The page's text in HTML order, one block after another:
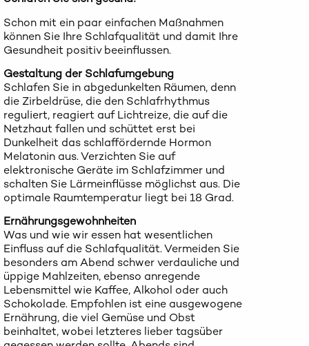
Schon mit ein paar einfachen Maßnahmen
können Sie Ihre Schlafqualität und damit Ihre
Gesundheit positiv beeinflussen.
Gestaltung der Schlafumgebung
Schlafen Sie in abgedunkelten Räumen, denn
die Zirbeldrüse, die den Schlafrhythmus
reguliert, reagiert auf Lichtreize, die auf die
Netzhaut fallen und schüttet erst bei
Dunkelheit das schlaffördernde Hormon
Melatonin aus. Verzichten Sie auf
elektronische Geräte im Schlafzimmer und
schalten Sie Lärmeinflüsse möglichst aus. Die
optimale Raumtemperatur liegt bei 18 Grad.
Ernährungsgewohnheiten
Was und wie wir essen hat wesentlichen
Einfluss auf die Schlafqualität. Vermeiden Sie
besonders am Abend schwer verdauliche und
üppige Mahlzeiten, ebenso anregende
Lebensmittel wie Kaffee, Alkohol oder auch
Schokolade. Empfohlen ist eine ausgewogene
Ernährung, die viel Gemüse und Obst
beinhaltet, wobei letzteres lieber tagsüber